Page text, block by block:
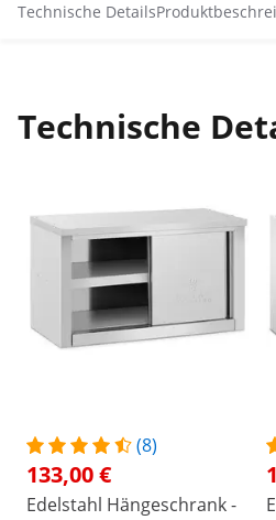
Technische Details
Technische
(8)
133,00 €
Edelstahl Hängeschrank -